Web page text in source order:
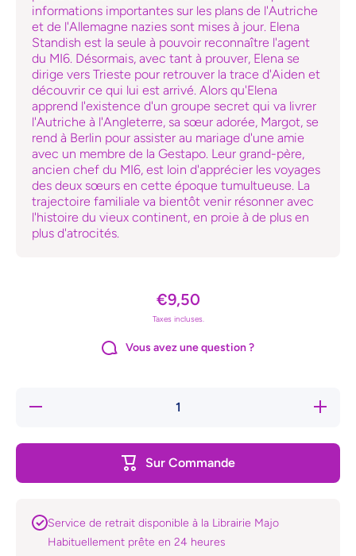
informations importantes sur les plans de l'Autriche
et de l'Allemagne nazies sont mises à jour. Elena
Standish est la seule à pouvoir reconnaître l'agent
du MI6. Désormais, avec tant à prouver, Elena se
dirige vers Trieste pour retrouver la trace d'Aiden et
découvrir ce qui lui est arrivé. Alors qu'Elena
apprend l'existence d'un groupe secret qui va livrer
l'Autriche à l'Angleterre, sa sœur adorée, Margot, se
rend à Berlin pour assister au mariage d'une amie
avec un membre de la Gestapo. Leur grand-père,
ancien chef du MI6, est loin d'apprécier les voyages
des deux sœurs en cette époque tumultueuse. La
trajectoire familiale va bientôt venir résonner avec
l'histoire du vieux continent, en proie à de plus en
plus d'atrocités.
€9,50
Taxes incluses.
Vous avez une question ?
Réduire la
Sur Commande
Service de retrait disponible à la Librairie Majo
Habituellement prête en 24 heures